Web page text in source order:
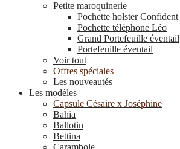
Petite maroquinerie
Pochette holster Confident
Pochette téléphone Léo
Grand Portefeuille éventail
Portefeuille éventail
Voir tout
Offres spéciales
Les nouveautés
Les modèles
Capsule Césaire x Joséphine
Bahia
Ballotin
Bettina